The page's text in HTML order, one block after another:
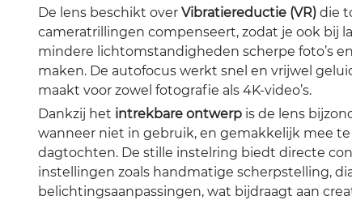
De lens beschikt over Vibratiereductie (VR) die
cameratrillingen compenseert, zodat je ook bij
mindere lichtomstandigheden scherpe foto’s
maken. De autofocus werkt snel en vrijwel
maakt voor zowel fotografie als 4K-video’s.
Dankzij het intrekbare ontwerp is de lens
wanneer niet in gebruik, en gemakkelijk mee
dagtochten. De stille instelring biedt directe
instellingen zoals handmatige scherpstelling,
belichtingsaanpassingen, wat bijdraagt aan